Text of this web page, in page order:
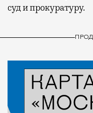
суд и прокуратуру.